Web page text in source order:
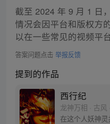
截至 2024 年 9 月 1 日，
情况会因平台和版权方
以在一些常见的视频平
答案问题点击 举报反馈
提到的作品
西行纪
龙神万相 · 古风
在这个人妖神